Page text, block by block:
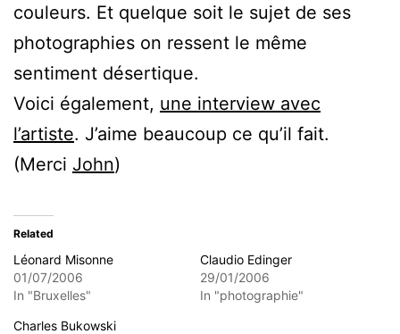
couleurs. Et quelque soit le sujet de ses
photographies on ressent le même
sentiment désertique.
Voici également, une interview avec
l’artiste. J’aime beaucoup ce qu’il fait.
(Merci John)
Related
Léonard Misonne
01/07/2006
In "Bruxelles"
Claudio Edinger
29/01/2006
In "photographie"
Charles Bukowski